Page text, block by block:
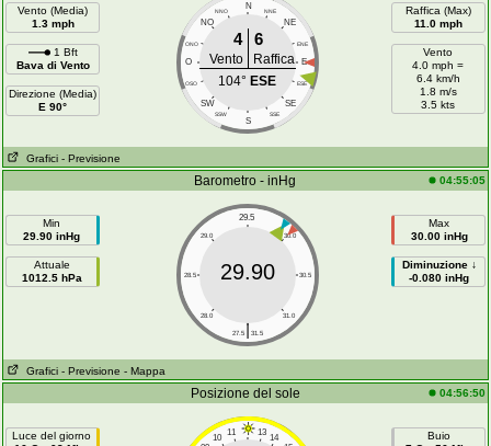
Vento (Media)
1.3 mph
1 Bft
Bava di Vento
Direzione (Media)
E 90°
N
NNO NNE
NO NE
ONO ENE
O E
OSO ESE
SW SE
SSW SSE
S
4 6
Vento
Raffica
104° ESE
Raffica (Max)
11.0 mph
Vento
4.0 mph =
6.4 km/h
1.8 m/s
3.5 kts
Grafici - Previsione
Barometro - inHg 04:55:05
Min
29.90 inHg
Attuale
1012.5 hPa
29.5
29.0 30.0
28.5 30.5
28.0 31.0
|
27.5 31.5
29.90
Max
30.00 inHg
Diminuzione ↓
-0.080 inHg
Grafici - Previsione - Mappa
Posizione del sole 04:56:50
Luce del giorno
11 13
10
14
Buio